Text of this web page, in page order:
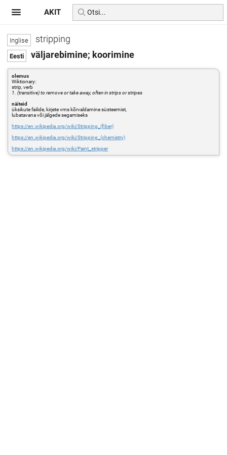
stripping
väljarebimine; koorimine
olemus
Wiktionary:
strip, verb
1. (transitive) to remove or take away, often in strips or stripes
näiteid
üksikute failide, kirjete vms kõrvaldamine süsteemist,
lubatavana või jälgede segamiseks
https://en.wikipedia.org/wiki/Stripping_(fiber)
https://en.wikipedia.org/wiki/Stripping_(chemistry)
https://en.wikipedia.org/wiki/Paint_stripper
AKIT